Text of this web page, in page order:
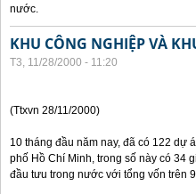
nước.
KHU CÔNG NGHIỆP VÀ
T3, 11/28/2000 - 11:20
(Ttxvn 28/11/2000)
10 tháng đầu năm nay, đã có 122 dự
phố Hồ Chí Minh, trong số này có 34
đầu tưu trong nước với tổng vốn trên